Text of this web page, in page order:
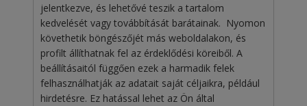
jelentkezve, és lehetővé teszik a tartalom
kedvelését vagy továbbítását barátainak. Nyomon
követhetik böngészőjét más weboldalakon, és
profilt állíthatnak fel az érdeklődési köreiből. A
beállításaitól függően ezek a harmadik felek
felhasználhatják az adatait saját céljaikra, például
hirdetésre. Ez hatással lehet az Ön által